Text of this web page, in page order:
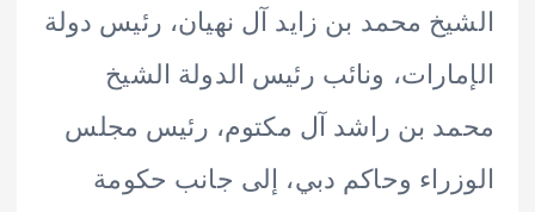
محمد بن زايد آل نهيان، رئيس دولة
ونائب رئيس الدولة الشيخ
بن راشد آل مكتوم، رئيس مجلس
وحاكم دبي، إلى جانب حكومة